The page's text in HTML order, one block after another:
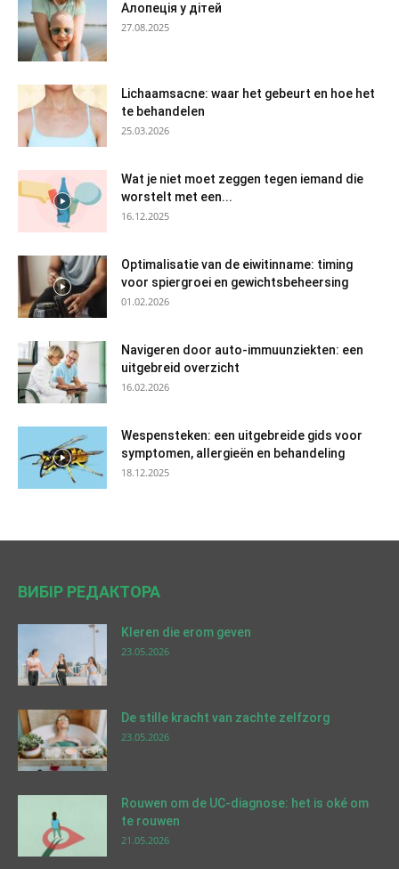
Алопеція у дітей
27.08.2025
Lichaamsacne: waar het gebeurt en hoe het
te behandelen
25.03.2026
Wat je niet moet zeggen tegen iemand die
worstelt met een...
16.12.2025
Optimalisatie van de eiwitinname: timing
voor spiergroei en gewichtsbeheersing
01.02.2026
Navigeren door auto-immuunziekten: een
uitgebreid overzicht
16.02.2026
Wespensteken: een uitgebreide gids voor
symptomen, allergieën en behandeling
18.12.2025
ВИБІР РЕДАКТОРА
Kleren die erom geven
23.05.2026
De stille kracht van zachte zelfzorg
23.05.2026
Rouwen om de UC-diagnose: het is oké om
te rouwen
21.05.2026